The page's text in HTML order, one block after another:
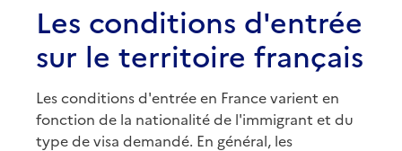
Les conditions d'entrée
sur le territoire français
Les conditions d'entrée en France varient en
fonction de la nationalité de l'immigrant et du
type de visa demandé. En général, les